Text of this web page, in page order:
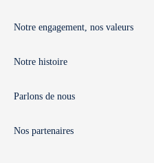
Notre engagement, nos valeurs
Notre histoire
Parlons de nous
Nos partenaires